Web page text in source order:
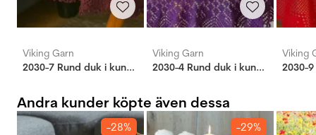
Viking Garn
2030-7 Rund duk i kunststrikk
Viking Garn
2030-4 Rund duk i kunsstrikk Lilla
Viking
2030-
Andra kunder köpte även dessa
-28% -29%